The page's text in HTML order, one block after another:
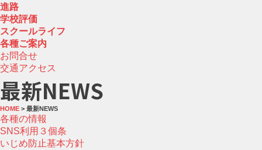
進路
学校評価
スクールライフ
各種ご案内
お問合せ
交通アクセス
最新NEWS
HOME > 最新NEWS
各種の情報
SNS利用３個条
いじめ防止基本方針